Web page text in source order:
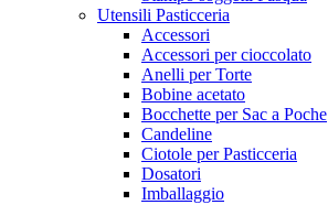
Utensili Pasticceria
Accessori
Accessori per cioccolato
Anelli per Torte
Bobine acetato
Bocchette per Sac a Poche
Candeline
Ciotole per Pasticceria
Dosatori
Imballaggio